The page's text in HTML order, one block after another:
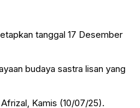
tanggal 17 Desember
budaya sastra lisan yang
Kamis (10/07/25).